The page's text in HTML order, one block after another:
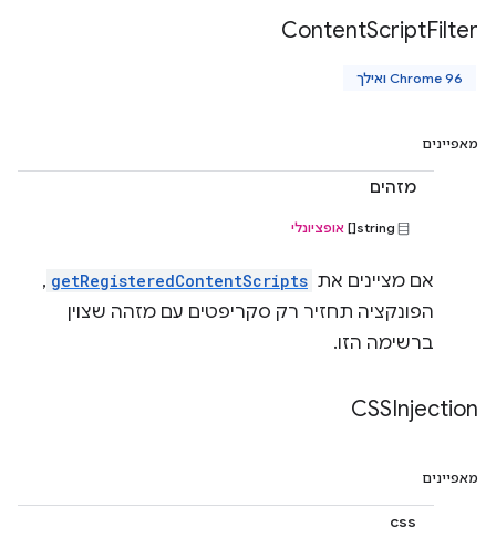
ContentScriptFilter
Chrome 96 ואילך
מאפיינים
מזהים
string[] אופציונלי
אם מציינים את getRegisteredContentScripts
,
הפונקציה תחזיר רק סקריפטים עם מזהה שצוין
ברשימה הזו.
CSSInjection
מאפיינים
css